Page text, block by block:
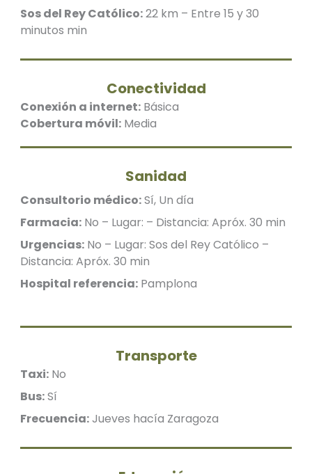
Sos del Rey Católico:22 km – Entre 15 y 30
minutos min
Conectividad
Conexión a internet: Básica
Cobertura móvil: Media
Sanidad
Consultorio médico:Sí, Un día
Farmacia: No – Lugar: – Distancia: Apróx. 30 min
Urgencias: No – Lugar: Sos del Rey Católico –
Distancia: Apróx. 30 min
Hospital referencia: Pamplona
Transporte
Taxi: No
Bus:Sí
Frecuencia:Jueves hacía Zaragoza